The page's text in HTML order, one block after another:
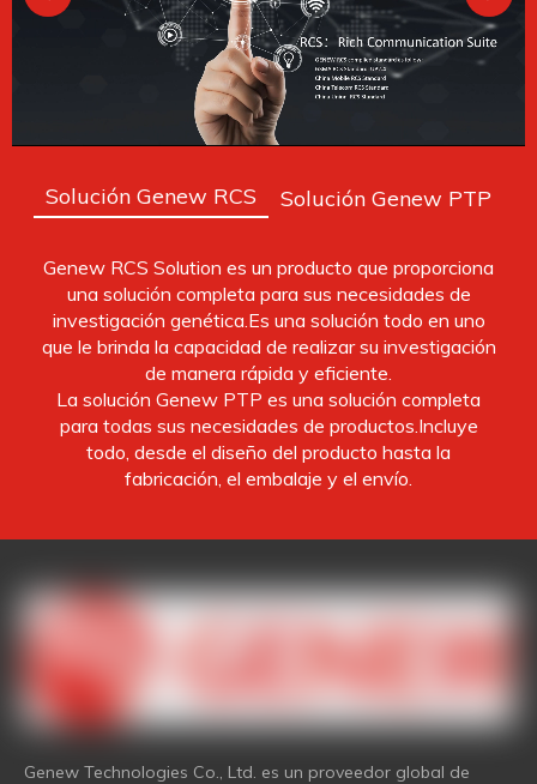
Solución Genew RCS Solución Genew PTP
Genew RCS Solution es un producto que proporciona
una solución completa para sus necesidades de
investigación genética.Es una solución todo en uno
que le brinda la capacidad de realizar su investigación
de manera rápida y eficiente.
La solución Genew PTP es una solución completa
para todas sus necesidades de productos.Incluye
todo, desde el diseño del producto hasta la
fabricación, el embalaje y el envío.
Genew Technologies Co., Ltd. es un proveedor global de